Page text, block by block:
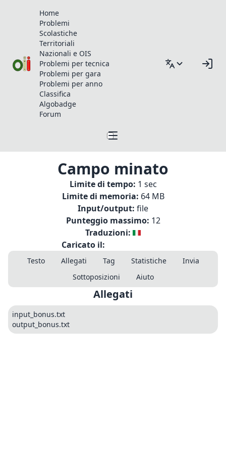
Home
Problemi
Scolastiche
Territoriali
Nazionali e OIS
Problemi per tecnica
Problemi per gara
Problemi per anno
Classifica
Algobadge
Forum
Campo minato
Limite di tempo: 1 sec
Limite di memoria: 64 MB
Input/output: file
Punteggio massimo: 12
Traduzioni:
Caricato il:
Testo Allegati Tag Statistiche
Invia
Sottoposizioni
Aiuto
Allegati
input_bonus.txt
output_bonus.txt